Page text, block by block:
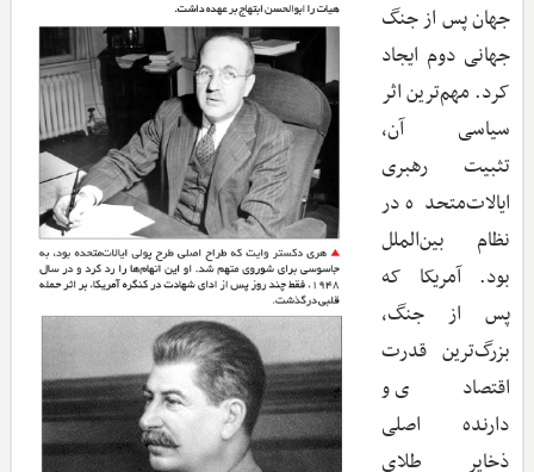
جهان پس از جنگ
جهانی دوم ایجاد
کرد. مهم‌ترین اثر
سیاسی آن،
تثبیت رهبری
ایالات‌متحده در
نظام بین‌الملل
بود. آمریکا که
پس از جنگ،
بزرگ‌ترین قدرت
اقتصادی و
دارنده اصلی
ذخایر طلای